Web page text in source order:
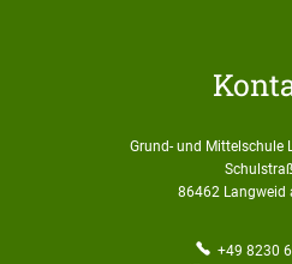
Grund- und Mittelschule
86462 Langweid
+49 8230